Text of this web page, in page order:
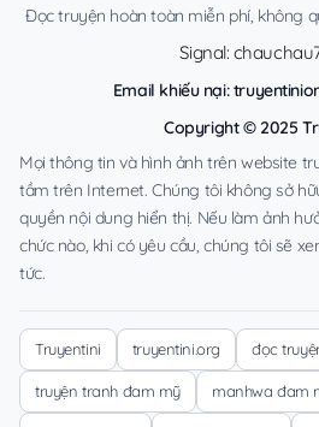
Đọc truyện hoàn toàn miễn phí, không
Signal:
Email khiếu nại:
Copyright © 2025
Mọi thông tin và hình ảnh trên website
tầm trên Internet. Chúng tôi không sở
quyền nội dung hiển thị. Nếu làm ảnh
chức nào, khi có yêu cầu, chúng tôi sẽ
tức.
Truyentini truyentini.org đọc
truyện tranh đam mỹ manhwa đam